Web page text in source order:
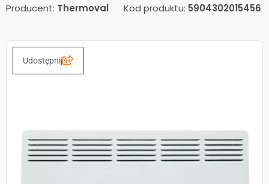
Producent: Thermoval Kod produktu: 5904302015456
Udostępnij